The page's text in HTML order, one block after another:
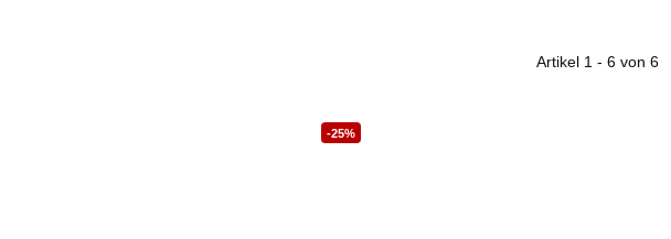
Artikel 1 - 6 von 6
-25%